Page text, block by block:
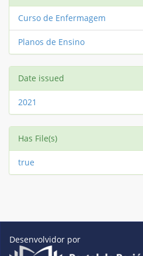
Curso de Enfermagem
Planos de Ensino
Date issued
2021
Has File(s)
true
Desenvolvidor por